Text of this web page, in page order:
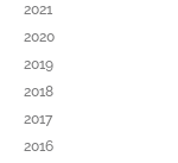
2021
2020
2019
2018
2017
2016